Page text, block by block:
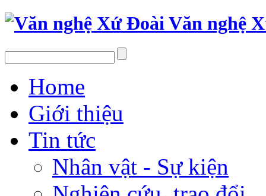
Văn nghệ
Home
Giới thiệu
Tin tức
Nhân vật - Sự kiện